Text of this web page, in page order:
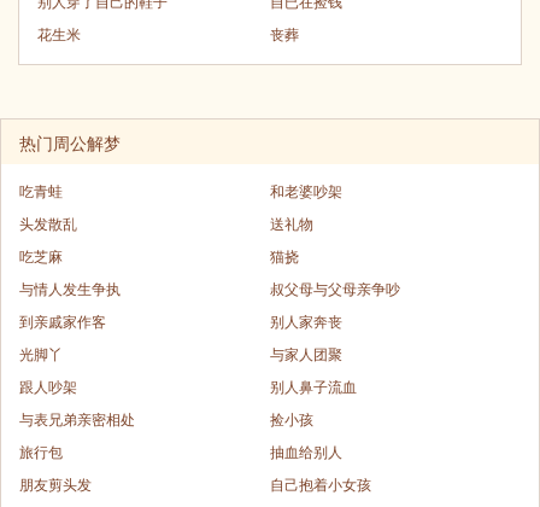
花生米
丧葬
热门周公解梦
吃青蛙
和老婆吵架
头发散乱
送礼物
吃芝麻
猫挠
与情人发生争执
叔父母与父母亲争吵
到亲戚家作客
别人家奔丧
光脚丫
与家人团聚
跟人吵架
别人鼻子流血
与表兄弟亲密相处
捡小孩
旅行包
抽血给别人
朋友剪头发
自己抱着小女孩